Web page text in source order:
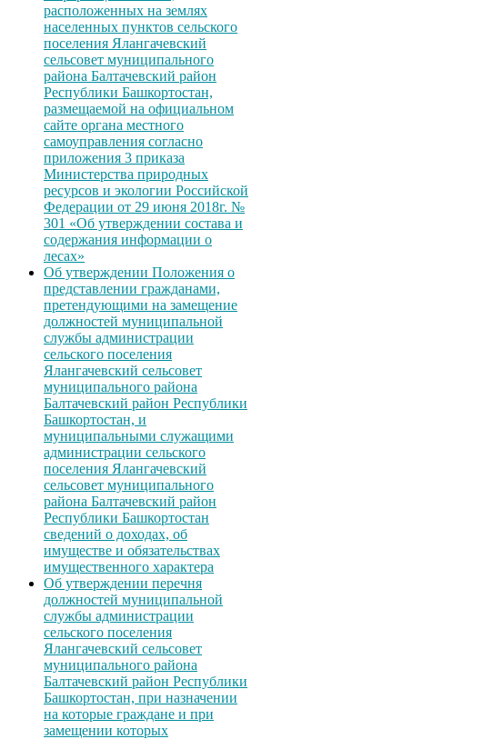
расположенных на землях
населенных пунктов сельского
поселения Ялангачевский
сельсовет муниципального
района Балтачевский район
Республики Башкортостан,
размещаемой на официальном
сайте органа местного
самоуправления согласно
приложения 3 приказа
Министерства природных
ресурсов и экологии Российской
Федерации от 29 июня 2018г. №
301 «Об утверждении состава и
содержания информации о
лесах»
Об утверждении Положения о
представлении гражданами,
претендующими на замещение
должностей муниципальной
службы администрации
сельского поселения
Ялангачевский сельсовет
муниципального района
Балтачевский район Республики
Башкортостан, и
муниципальными служащими
администрации сельского
поселения Ялангачевский
сельсовет муниципального
района Балтачевский район
Республики Башкортостан
сведений о доходах, об
имуществе и обязательствах
имущественного характера
Об утверждении перечня
должностей муниципальной
службы администрации
сельского поселения
Ялангачевский сельсовет
муниципального района
Балтачевский район Республики
Башкортостан, при назначении
на которые граждане и при
замещении которых